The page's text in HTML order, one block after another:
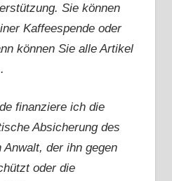
Sie können
Kaffeespende oder
können Sie alle Artikel
finanziere ich die
Absicherung des
der ihn gegen
oder die